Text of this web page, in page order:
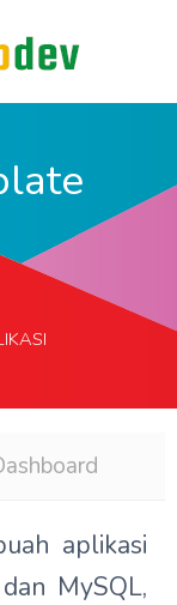
aplikasi
MySQL,